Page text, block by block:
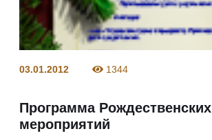
03.01.2012 1344
Программа Рождественских
мероприятий